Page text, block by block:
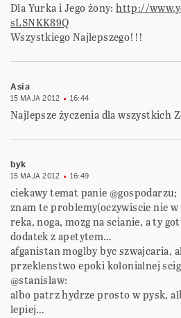
Dla Yurka i Jego żony:http://
sLSNKK89Q
Wszystkiego Najlepszego!!!
Asia
15 MAJA 2012 16:44
Najlepsze życzenia dla wszystkich
byk
15 MAJA 2012 16:49
ciekawy temat panie @gospodarzu;
znam te problemy(oczywiscie nie
reka, noga, mozg na scianie, a ty
dodatek z apetytem…
afganistan moglby byc szwajcaria,
przeklenstwo epoki kolonialnej
@stanislaw:
albo patrz hydrze prosto w pysk,
lepiej…